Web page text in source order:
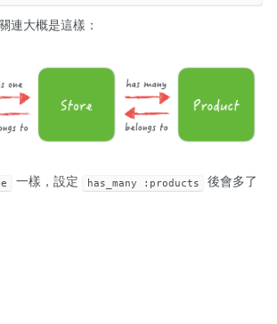
連大概是這樣：
一樣，設定 has_many :products
後會多了